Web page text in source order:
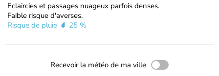
Eclaircies et passages nuageux parfois denses.
Faible risque d'averses.
Risque de pluie
25 %
Recevoir la météo de ma ville